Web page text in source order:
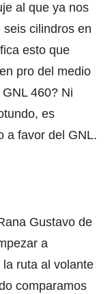
al que ya nos
cilindros en
esto que
pro del medio
460? Ni
es
a favor del GNL.
Gustavo de
a
ruta al volante
comparamos